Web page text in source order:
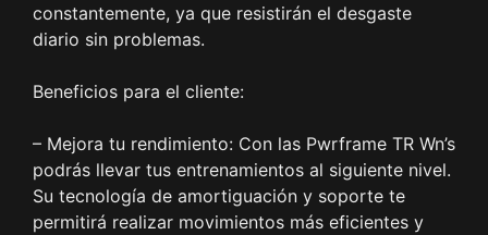
constantemente, ya que resistirán el desgaste
diario sin problemas.
Beneficios para el cliente:
– Mejora tu rendimiento: Con las Pwrframe TR Wn’s
podrás llevar tus entrenamientos al siguiente nivel.
Su tecnología de amortiguación y soporte te
permitirá realizar movimientos más eficientes y